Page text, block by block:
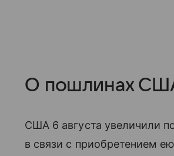
О пошлинах
США 6 августа увеличили
в связи с приобретением